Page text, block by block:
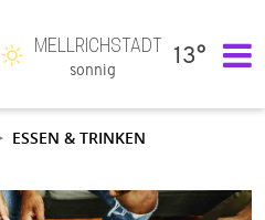
MELLRICHSTADT
sonnig
13°
ESSEN & TRINKEN